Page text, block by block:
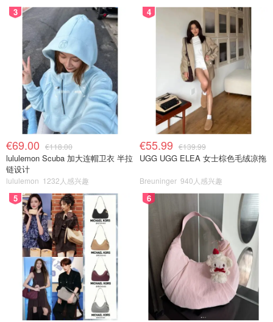
3
€69.00 €118.00
lululemon Scuba 加大连帽卫衣 半拉
链设计
lululemon 1232人感兴趣
4
€55.99 €139.99
UGG UGG ELEA 女士棕色毛绒凉拖
Breuninger 940人感兴趣
5 6